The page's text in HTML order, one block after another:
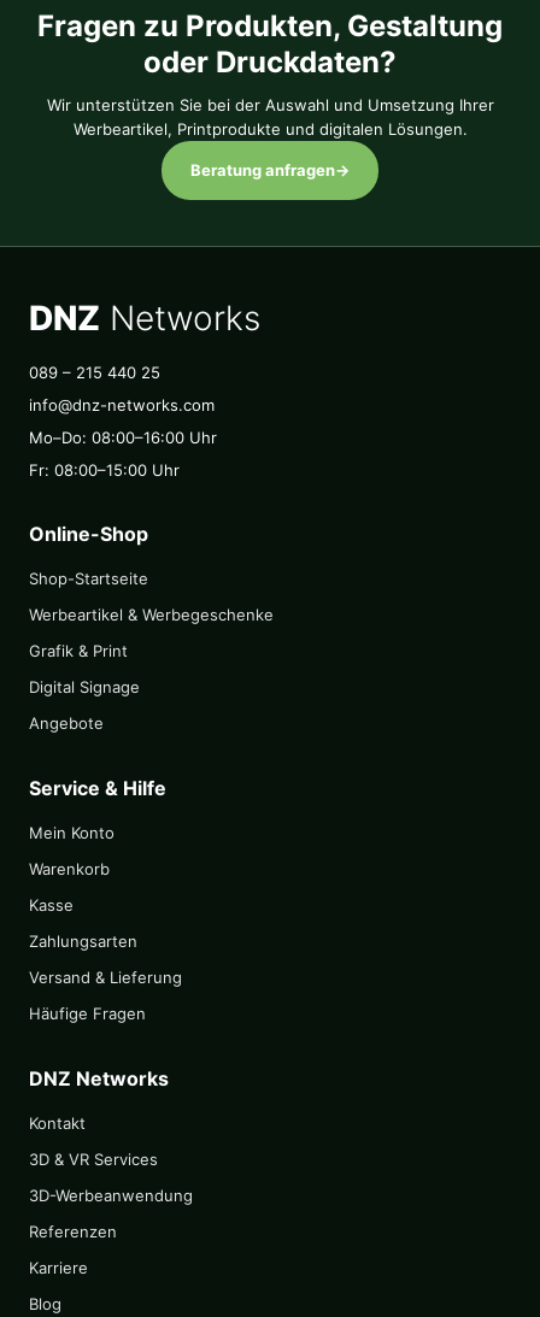
Fragen zu Produkten, Gestaltung
oder Druckdaten?
Wir unterstützen Sie bei der Auswahl und Umsetzung Ihrer
Werbeartikel, Printprodukte und digitalen Lösungen.
Beratung anfragen→
DNZ Networks
089 – 215 440 25
info@dnz-networks.com
Mo–Do: 08:00–16:00 Uhr
Fr: 08:00–15:00 Uhr
Online-Shop
Shop-Startseite
Werbeartikel & Werbegeschenke
Grafik & Print
Digital Signage
Angebote
Service & Hilfe
Mein Konto
Warenkorb
Kasse
Zahlungsarten
Versand & Lieferung
Häufige Fragen
DNZ Networks
Kontakt
3D & VR Services
3D-Werbeanwendung
Referenzen
Karriere
Blog